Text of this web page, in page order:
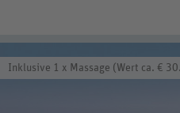
Inklusive 1 x Massage (Wert ca. €